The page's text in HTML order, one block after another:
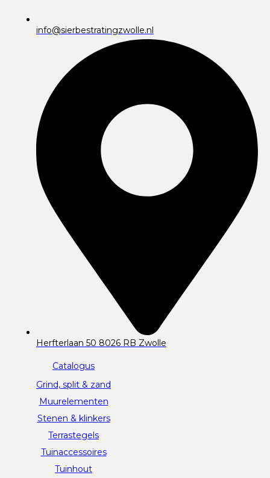
info@sierbestratingzwolle.nl
Herfterlaan 50 8026 RB Zwolle
Catalogus
Grind, split & zand
Muurelementen
Stenen & klinkers
Terrastegels
Tuinaccessoires
Tuinhout